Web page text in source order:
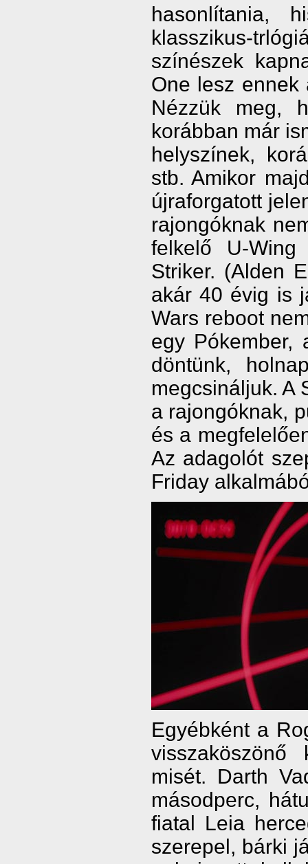
hasonlítania,
klasszikus-
színészek
One lesz ennek
Nézzük meg,
korábban már
helyszínek,
stb. Amikor
újraforgatott
rajongóknak
felkelő U-
Striker. (Alden
akár 40 évig is
Wars reboot
egy Pókember,
döntünk,
megcsináljuk. A
a rajongóknak,
és a
Az adagolót
Friday
Egyébként a
misét. Darth
másodperc,
fiatal Leia
szerepel, bárki